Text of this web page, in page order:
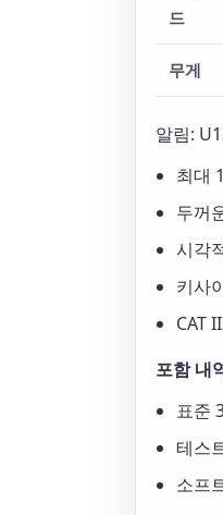
드
무게
알림:
최대
두꺼
시각
키사
CAT
포함 내
표준
테스
소프